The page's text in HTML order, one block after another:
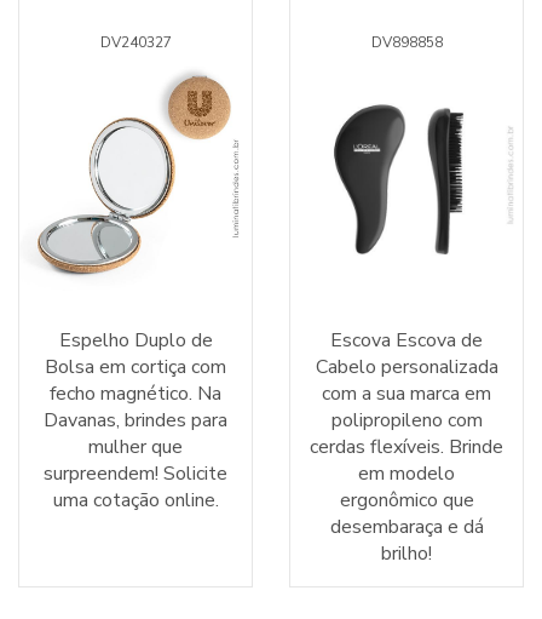
DV240327
Espelho Duplo de
Bolsa em cortiça com
fecho magnético. Na
Davanas, brindes para
mulher que
surpreendem! Solicite
uma cotação online.
DV898858
Escova Escova de
Cabelo personalizada
com a sua marca em
polipropileno com
cerdas flexíveis. Brinde
em modelo
ergonômico que
desembaraça e dá
brilho!